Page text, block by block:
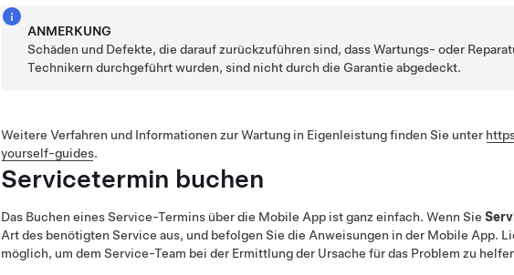
ANMERKUNG
Schäden und Defekte, die darauf zurückzuführen sind, dass Wartungs- oder
Technikern durchgeführt wurden, sind nicht durch die Garantie abgedeckt.
Weitere Verfahren und Informationen zur Wartung in Eigenleistung finden Sie unter
yourself-guides.
Servicetermin buchen
Das Buchen eines Service-Termins über die Mobile App ist ganz einfach. Wenn Sie
Art des benötigten Service aus, und befolgen Sie die Anweisungen in der Mobile App.
möglich, um dem Service-Team bei der Ermittlung der Ursache für das Problem zu